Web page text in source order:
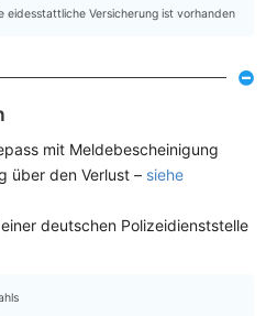
eidesstattliche Versicherung ist vorhanden
mit Meldebescheinigung
über den Verlust – siehe
deutschen Polizeidienststelle